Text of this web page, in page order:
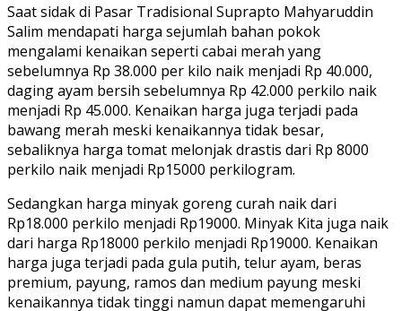
Saat sidak di Pasar Tradisional Suprapto Mahyaruddin
Salim mendapati harga sejumlah bahan pokok
mengalami kenaikan seperti cabai merah yang
sebelumnya Rp 38.000 per kilo naik menjadi Rp 40.000,
daging ayam bersih sebelumnya Rp 42.000 perkilo naik
menjadi Rp 45.000. Kenaikan harga juga terjadi pada
bawang merah meski kenaikannya tidak besar,
sebaliknya harga tomat melonjak drastis dari Rp 8000
perkilo naik menjadi Rp15000 perkilogram.
Sedangkan harga minyak goreng curah naik dari
Rp18.000 perkilo menjadi Rp19000. Minyak Kita juga naik
dari harga Rp18000 perkilo menjadi Rp19000. Kenaikan
harga juga terjadi pada gula putih, telur ayam, beras
premium, payung, ramos dan medium payung meski
kenaikannya tidak tinggi namun dapat memengaruhi